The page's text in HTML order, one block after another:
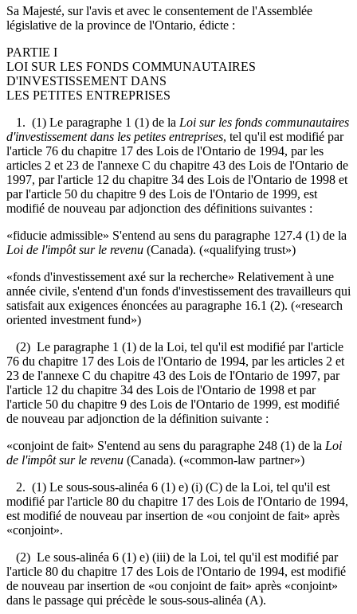
Sa Majesté, sur l'avis et avec le consentement de l'Assemblée
législative de la province de l'Ontario, édicte :
PARTIE I
LOI SUR LES FONDS COMMUNAUTAIRES
D'INVESTISSEMENT DANS
LES PETITES ENTREPRISES
1. (1) Le paragraphe 1 (1) de la Loi sur les fonds communautaires
d'investissement dans les petites entreprises, tel qu'il est modifié par
l'article 76 du chapitre 17 des Lois de l'Ontario de 1994, par les
articles 2 et 23 de l'annexe C du chapitre 43 des Lois de l'Ontario de
1997, par l'article 12 du chapitre 34 des Lois de l'Ontario de 1998 et
par l'article 50 du chapitre 9 des Lois de l'Ontario de 1999, est
modifié de nouveau par adjonction des définitions suivantes :
«fiducie admissible» S'entend au sens du paragraphe 127.4 (1) de la
Loi de l'impôt sur le revenu (Canada). («qualifying trust»)
«fonds d'investissement axé sur la recherche» Relativement à une
année civile, s'entend d'un fonds d'investissement des travailleurs qui
satisfait aux exigences énoncées au paragraphe 16.1 (2). («research
oriented investment fund»)
(2) Le paragraphe 1 (1) de la Loi, tel qu'il est modifié par l'article
76 du chapitre 17 des Lois de l'Ontario de 1994, par les articles 2 et
23 de l'annexe C du chapitre 43 des Lois de l'Ontario de 1997, par
l'article 12 du chapitre 34 des Lois de l'Ontario de 1998 et par
l'article 50 du chapitre 9 des Lois de l'Ontario de 1999, est modifié
de nouveau par adjonction de la définition suivante :
«conjoint de fait» S'entend au sens du paragraphe 248 (1) de la Loi
de l'impôt sur le revenu (Canada). («common-law partner»)
2. (1) Le sous-sous-alinéa 6 (1) e) (i) (C) de la Loi, tel qu'il est
modifié par l'article 80 du chapitre 17 des Lois de l'Ontario de 1994,
est modifié de nouveau par insertion de «ou conjoint de fait» après
«conjoint».
(2) Le sous-alinéa 6 (1) e) (iii) de la Loi, tel qu'il est modifié par
l'article 80 du chapitre 17 des Lois de l'Ontario de 1994, est modifié
de nouveau par insertion de «ou conjoint de fait» après «conjoint»
dans le passage qui précède le sous-sous-alinéa (A).